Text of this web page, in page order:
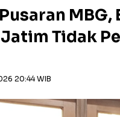
Tidak
20:44 WIB